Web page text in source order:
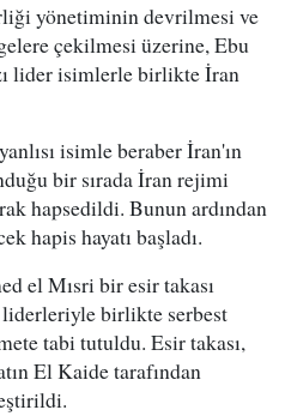
yönetiminin devrilmesi ve
çekilmesi üzerine, Ebu
lider isimlerle birlikte İran
isimle beraber İran'ın
bir sırada İran rejimi
hapsedildi. Bunun ardından
hapis hayatı başladı.
el Mısri bir esir takası
birlikte serbest
tabi tutuldu. Esir takası,
El Kaide tarafından